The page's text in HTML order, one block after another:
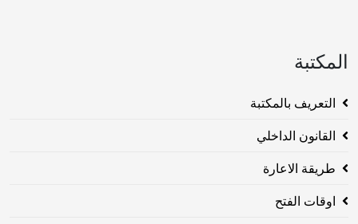
المكتبة
التعريف بالمكتبة
القانون الداخلي
طريقة الاعارة
اوقات الفتح